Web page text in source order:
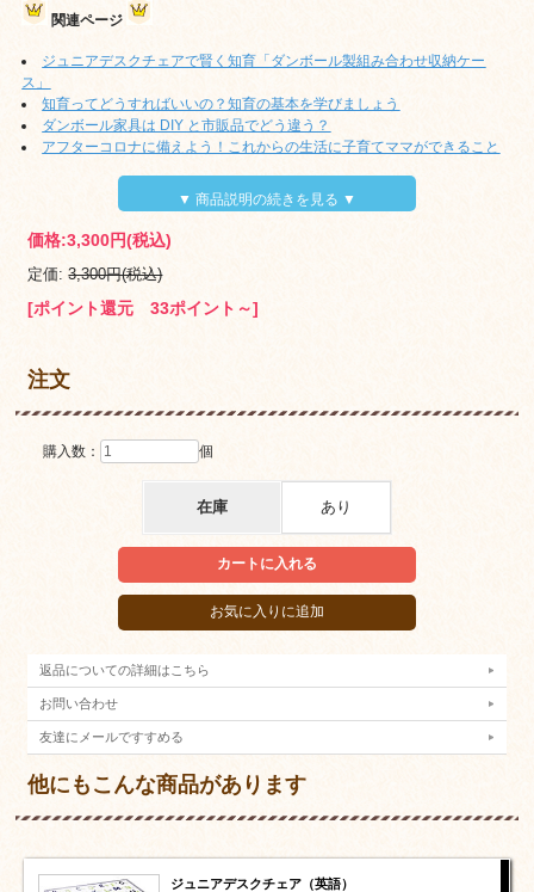
関連ページ
ジュニアデスクチェアで賢く知育「ダンボール製組み合わせ収納ケー
ス」
知育ってどうすればいいの？知育の基本を学びましょう
ダンボール家具は DIY と市販品でどう違う？
アフターコロナに備えよう！これからの生活に子育てママができること
▼ 商品説明の続きを見る ▼
価格:3,300円(税込)
定価:3,300円(税込)
[ポイント還元 33ポイント～]
注文
購入数： 個
在庫 あり
返品についての詳細はこちら
お問い合わせ
友達にメールですすめる
他にもこんな商品があります
ジュニアデスクチェア（英語）